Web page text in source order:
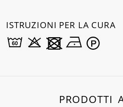
ISTRUZIONI PER LA CURA
PRODOTTI